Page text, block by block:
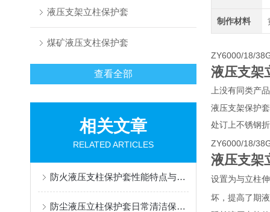
液压支架立柱保护套
煤矿液压支柱保护套
查看全部
相关文章
RELATED ARTICLES
防火液压支柱保护套性能特点与阻燃防护应用
防尘液压立柱保护套日常清洁保养与更换规范
制作材料
ZY6000/18/
液压支架
上没有同类产
液压支架保护
处订上不锈钢
ZY6000/18/
液压支架
设置为与立柱
坏，提高了期